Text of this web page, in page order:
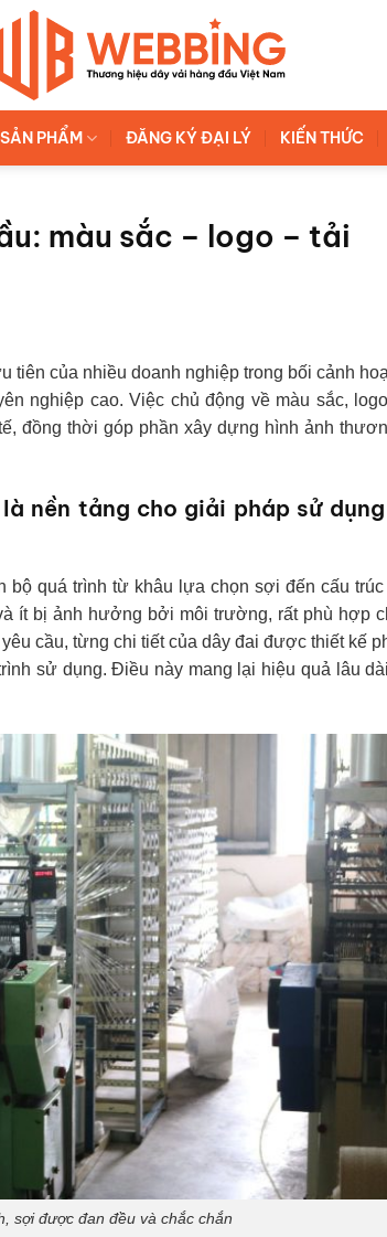
SẢN PHẨM ĐĂNG KÝ ĐẠI LÝ KIẾN THỨC
màu sắc – logo – tải
tiên của nhiều doanh nghiệp trong bối cảnh
nghiệp cao. Việc chủ động về màu sắc,
đồng thời góp phần xây dựng hình ảnh
nền tảng cho giải pháp sử
bộ quá trình từ khâu lựa chọn sợi đến cấu trúc
ít bị ảnh hưởng bởi môi trường, rất phù hợp
cầu, từng chi tiết của dây đai được thiết kế
sử dụng. Điều này mang lại hiệu quả lâu
sợi được đan đều và chắc chắn